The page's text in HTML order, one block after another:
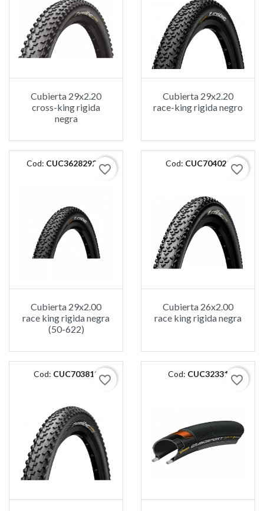
Cubierta 29x2.20
cross-king rigida
negra
Cubierta 29x2.20
race-king rigida negro
Cod: CUC362829200favorite_border
Cubierta 29x2.00
race king rigida negra
(50-622)
Cod: CUC704021 favorite_border
Cubierta 26x2.00
race king rigida negra
Cod: CUC703813 favorite_border Cod: CUC32331 favorite_border